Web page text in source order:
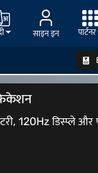
साइन इन पार्टनर
120Hz डिस्प्ले और